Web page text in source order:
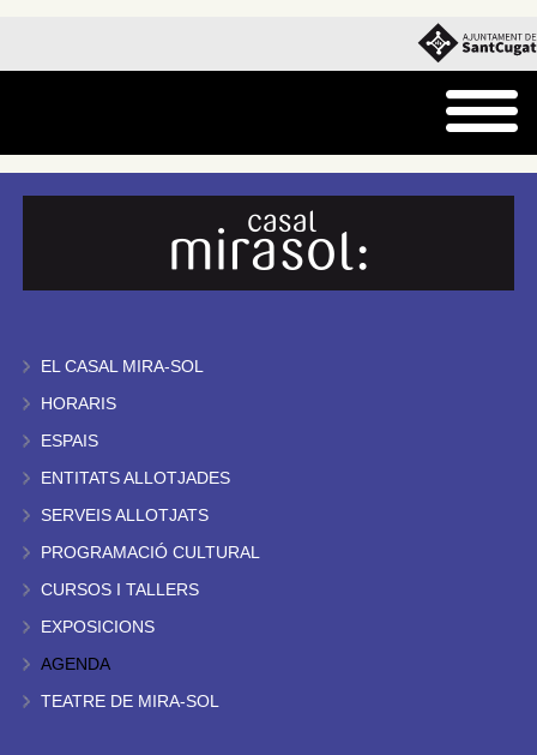
EL CASAL MIRA-SOL
HORARIS
ESPAIS
ENTITATS ALLOTJADES
SERVEIS ALLOTJATS
PROGRAMACIÓ CULTURAL
CURSOS I TALLERS
EXPOSICIONS
AGENDA
TEATRE DE MIRA-SOL